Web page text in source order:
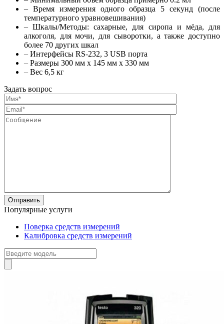
– Время измерения одного образца 5 секунд (после
температурного уравновешивания)
– Шкалы/Методы: сахарные, для сиропа и мёда, для
алкоголя, для мочи, для сыворотки, а также доступно
более 70 других шкал
– Интерфейсы RS-232, 3 USB порта
– Размеры 300 мм x 145 мм x 330 мм
– Вес 6,5 кг
Задать вопрос
Популярные услуги
Поверка средств измерений
Калибровка средств измерений